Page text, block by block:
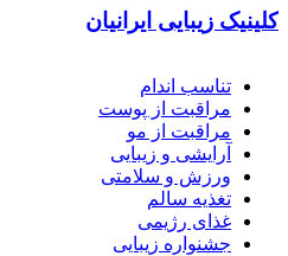
کلینیک زیبایی ایرانیان
تناسب اندام
مراقبت از پوست
مراقبت از مو
آرایشی و زیبایی
ورزش و سلامتی
تغذیه سالم
غذای رژیمی
جشنواره زیبایی